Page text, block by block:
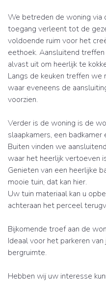
We betreden de woning via
toegang verleent tot de
voldoende ruim voor het
eethoek. Aansluitend
alvast uit om heerlijk te
Langs de keuken treffen we
waar eveneens de
voorzien.
Verder is de woning is de
slaapkamers, een
Buiten vinden we
waar het heerlijk vertoeven
Genieten van een heerlijke
mooie tuin, dat kan hier.
Uw tuin materiaal kan u
achteraan het perceel
Bijkomende troef aan de
Ideaal voor het parkeren
bergruimte.
Hebben wij uw interesse